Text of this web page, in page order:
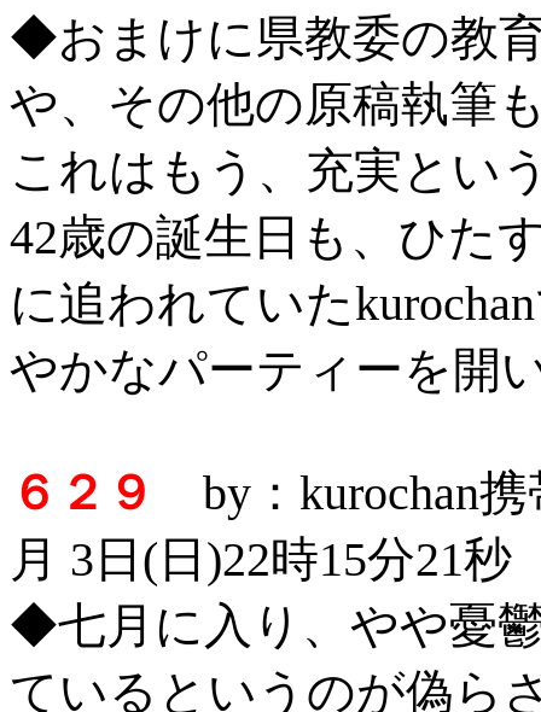
◆おまけに県教委の教
や、その他の原稿執筆
これはもう、充実とい
42歳の誕生日も、ひた
に追われていた
やかなパーティーを開
６２９
by：kurochan
月 3日(日)22時15分21秒
◆七月に入り、やや憂
ているというのが偽ら